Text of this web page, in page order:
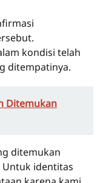
kondisi telah
ditempatinya.
Ditemukan
ditemukan
Untuk identitas